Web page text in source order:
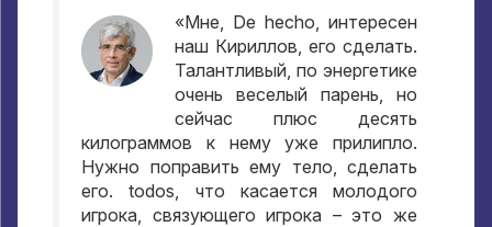
«Мне, De hecho, интересен
наш Кириллов, его сделать.
Талантливый, по энергетике
очень веселый парень, но
сейчас плюс десять
килограммов к нему уже прилипло.
Нужно поправить ему тело, сделать
его. todos, что касается молодого
игрока, связующего игрока – это же